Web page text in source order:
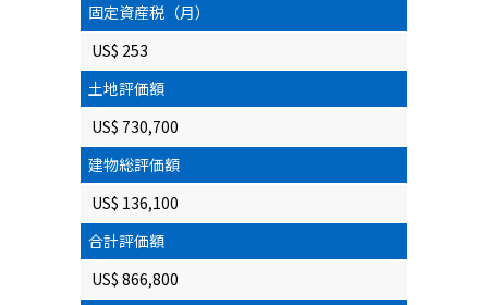
固定資産税（月）
US$ 253
土地評価額
US$ 730,700
建物総評価額
US$ 136,100
合計評価額
US$ 866,800